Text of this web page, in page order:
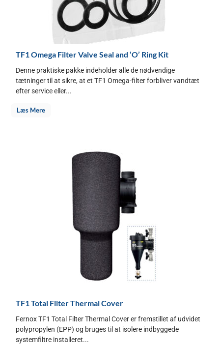
TF1 Omega Filter Valve Seal and ‘O’ Ring Kit
Denne praktiske pakke indeholder alle de nødvendige
tætninger til at sikre, at et TF1 Omega-filter forbliver vandtæt
efter service eller...
Læs Mere
TF1 Total Filter Thermal Cover
Fernox TF1 Total Filter Thermal Cover er fremstillet af udvidet
polypropylen (EPP) og bruges til at isolere indbyggede
systemfiltre installeret...